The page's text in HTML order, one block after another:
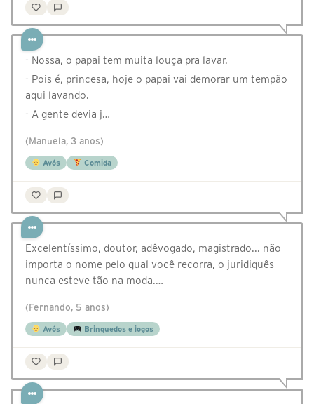
- Nossa, o papai tem muita louça pra lavar.
- Pois é, princesa, hoje o papai vai demorar um tempão
aqui lavando.
- A gente devia j…
(Manuela, 3 anos)
Avós Comida
Excelentíssimo, doutor, adêvogado, magistrado... não
importa o nome pelo qual você recorra, o juridiquês
nunca esteve tão na moda.…
(Fernando, 5 anos)
Avós Brinquedos e jogos